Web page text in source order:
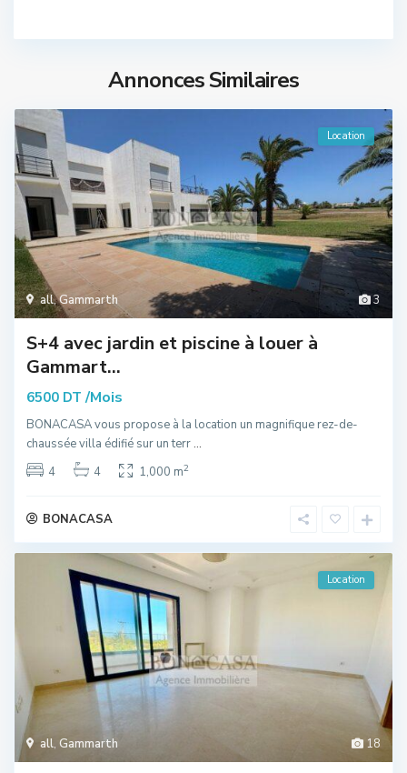
Annonces Similaires
3
all,Gammarth
Location
S+4 avec jardin et piscine à louer à
Gammart...
6500 DT /Mois
BONACASA vous propose à la location un magnifique rez-de-
chaussée villa édifié sur un terr...
4
4 1,000 m2
BONACASA
18
all, Gammarth
Location